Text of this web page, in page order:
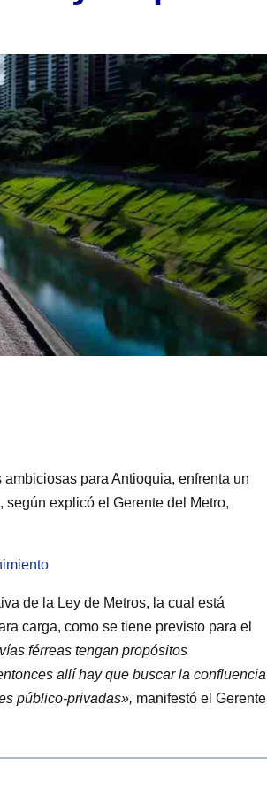
para Antioquia, enfrenta un
explicó el Gerente del Metro,
de la Ley de Metros, la cual está
carga, como se tiene previsto para el
férreas tengan propósitos
allí hay que buscar la confluencia
público-privadas», manifestó el Gerente